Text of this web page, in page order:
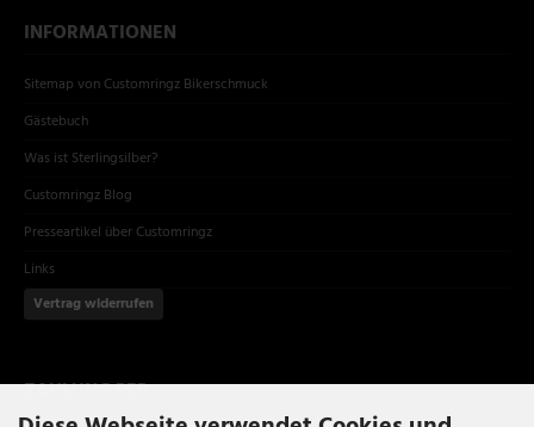
INFORMATIONEN
Sitemap von Customringz Bikerschmuck
Gästebuch
Was ist Sterlingsilber?
Customringz Blog
Presseartikel über Customringz
Links
Vertrag widerrufen
ZAHLUNG PER